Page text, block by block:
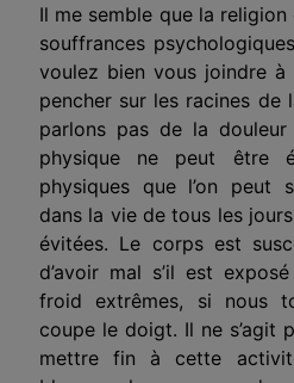
Il me semble que la
souffrances
voulez bien vous joindre à
pencher sur les racines de
parlons pas de la
physique ne peut être
physiques que l’on peut
dans la vie de tous les
évitées. Le corps est
d’avoir mal s’il est
froid extrêmes, si nous
coupe le doigt. Il ne s’agit
mettre fin à cette